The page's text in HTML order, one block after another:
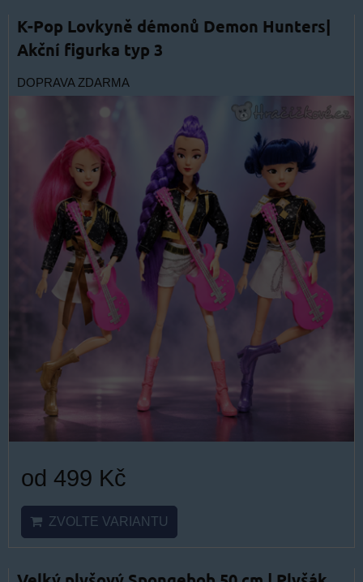
K-Pop Lovkyně démonů Demon Hunters|
Akční figurka typ 3
DOPRAVA ZDARMA
od 499 Kč
ZVOLTE VARIANTU